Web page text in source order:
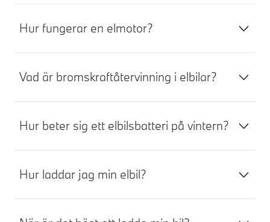
Hur fungerar en elmotor?
Vad är bromskraftåtervinning i elbilar?
Hur beter sig ett elbilsbatteri på vintern?
Hur laddar jag min elbil?